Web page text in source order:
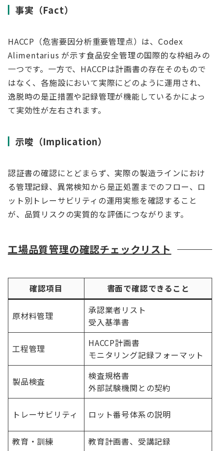
事実（Fact）
HACCP（危害要因分析重要管理点）は、Codex
Alimentarius が示す食品安全管理の国際的な枠組みの
一つです。一方で、HACCPは計画書の存在そのもので
はなく、各施設において実際にどのように運用され、
逸脱時の是正措置や記録管理が機能しているかによっ
て実効性が左右されます。
示唆（Implication）
認証書の確認にとどまらず、実際の製造ラインにおけ
る管理記録、異常検知から是正処置までのフロー、ロ
ット別トレーサビリティの運用実態を確認すること
が、品質リスクの実質的な評価につながります。
工場品質管理の確認チェックリスト
確認項目 書面で確認できること
原材料管理
承認業者リスト
受入基準書
工程管理
HACCP計画書
モニタリング記録フォーマット
製品検査
検査規格書
外部試験機関との契約
トレーサビリティ ロット番号体系の説明
教育・訓練
教育計画書、受講記録